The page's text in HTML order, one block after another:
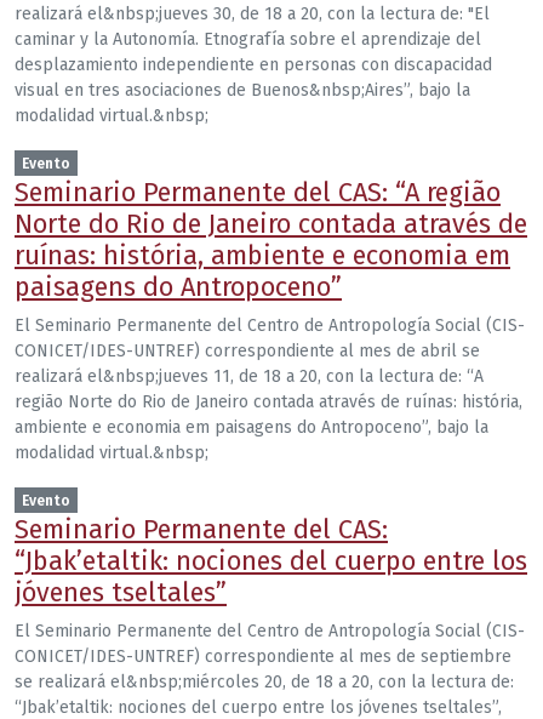
realizará el&nbsp;jueves 30, de 18 a 20, con la lectura de: "El
caminar y la Autonomía. Etnografía sobre el aprendizaje del
desplazamiento independiente en personas con discapacidad
visual en tres asociaciones de Buenos&nbsp;Aires”, bajo la
modalidad virtual.&nbsp;
Evento
Seminario Permanente del CAS: “A região
Norte do Rio de Janeiro contada através de
ruínas: história, ambiente e economia em
paisagens do Antropoceno”
El Seminario Permanente del Centro de Antropología Social (CIS-
CONICET/IDES-UNTREF) correspondiente al mes de abril se
realizará el&nbsp;jueves 11, de 18 a 20, con la lectura de: “A
região Norte do Rio de Janeiro contada através de ruínas: história,
ambiente e economia em paisagens do Antropoceno”, bajo la
modalidad virtual.&nbsp;
Evento
Seminario Permanente del CAS:
“Jbak’etaltik: nociones del cuerpo entre los
jóvenes tseltales”
El Seminario Permanente del Centro de Antropología Social (CIS-
CONICET/IDES-UNTREF) correspondiente al mes de septiembre
se realizará el&nbsp;miércoles 20, de 18 a 20, con la lectura de:
“Jbak’etaltik: nociones del cuerpo entre los jóvenes tseltales”,